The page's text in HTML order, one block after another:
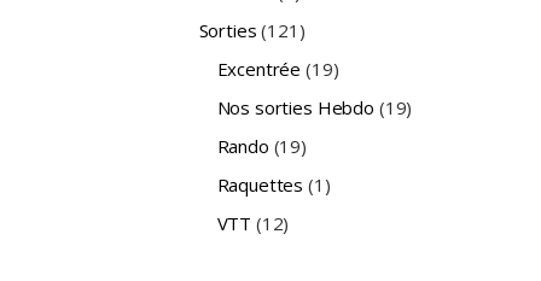
Sorties (121)
Excentrée (19)
Nos sorties Hebdo (19)
Rando (19)
Raquettes (1)
VTT (12)